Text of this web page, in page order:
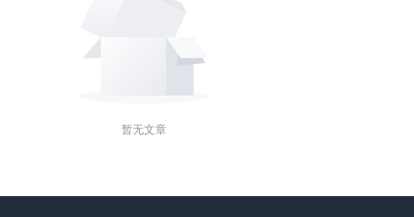
暂无文章